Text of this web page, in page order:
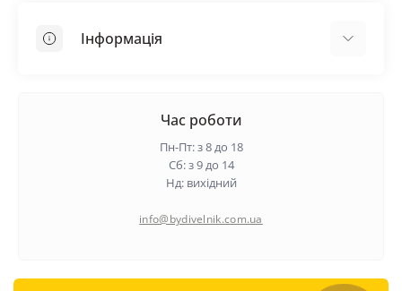
Самовирівнююча суміш
Інформація
Гарантія та повернення
Політика конфіденційності
Час роботи
Пн-Пт: з 8 до 18
Сб: з 9 до 14
Нд: вихідний
info@bydivelnik.com.ua